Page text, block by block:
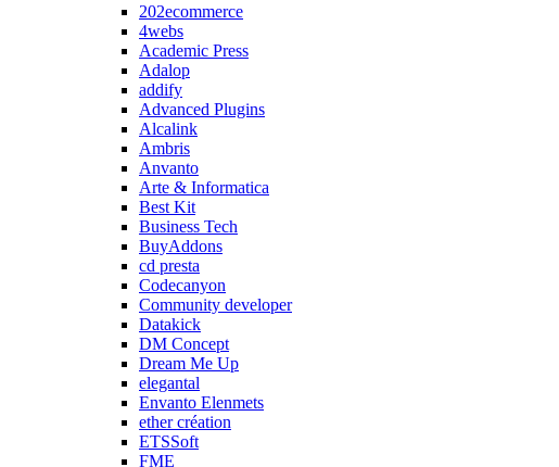
202ecommerce
4webs
Academic Press
Adalop
addify
Advanced Plugins
Alcalink
Ambris
Anvanto
Arte & Informatica
Best Kit
Business Tech
BuyAddons
cd presta
Codecanyon
Community developer
Datakick
DM Concept
Dream Me Up
elegantal
Envanto Elenmets
ether création
ETSSoft
FME